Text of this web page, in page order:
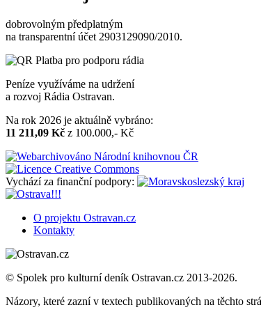
dobrovolným předplatným
na transparentní účet 2903129090/2010.
Peníze využíváme na udržení
a rozvoj Rádia Ostravan.
Na rok 2026 je aktuálně vybráno:
11 211,09 Kč z 100.000,- Kč
Vychází za finanční podpory:
O projektu Ostravan.cz
Kontakty
© Spolek pro kulturní deník Ostravan.cz 2013-2026.
Názory, které zazní v textech publikovaných na těchto